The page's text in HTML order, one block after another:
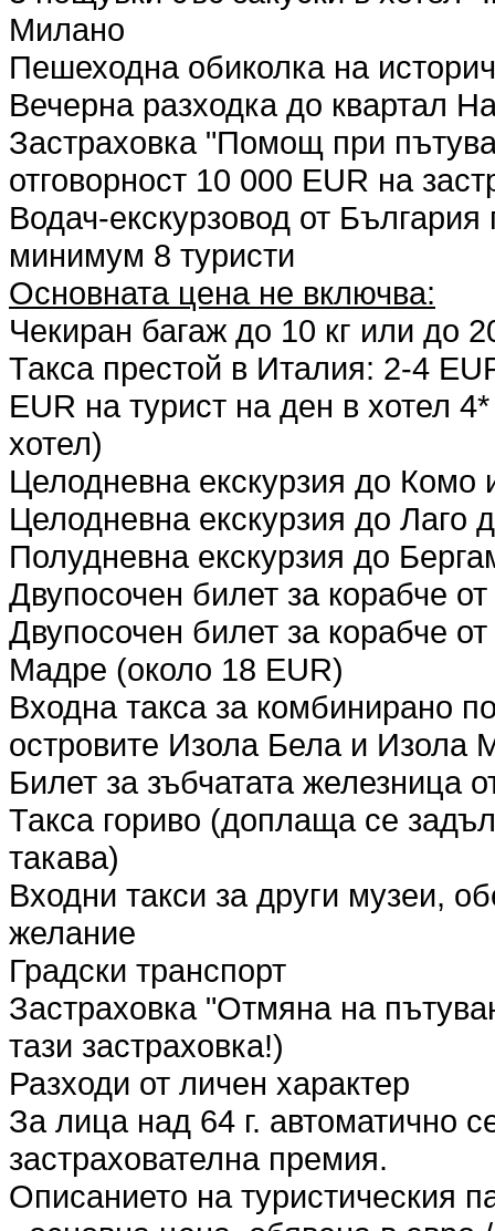
Милано
Пешеходна обиколка на
Вечерна разходка до квартал
Застраховка "Помощ при
отговорност 10 000 EUR на
Водач-екскурзовод от
минимум 8 туристи
Основната цена не включва:
Чекиран багаж до 10 кг или до
Такса престой в Италия: 2-4
EUR на турист на ден в хотел
хотел)
Целодневна екскурзия до Комо
Целодневна екскурзия до
Полудневна екскурзия до
Двупосочен билет за корабче
Двупосочен билет за корабче
Мадре (около 18 EUR)
Входна такса за комбинирано
островите Изола Бела и Изола
Билет за зъбчатата железница
Такса гориво (доплаща се
такава)
Входни такси за други музеи,
желание
Градски транспорт
Застраховка "Отмяна на
тази застраховка!)
Разходи от личен характер
За лица над 64 г. автоматично
застрахователна премия.
Описанието на туристическия